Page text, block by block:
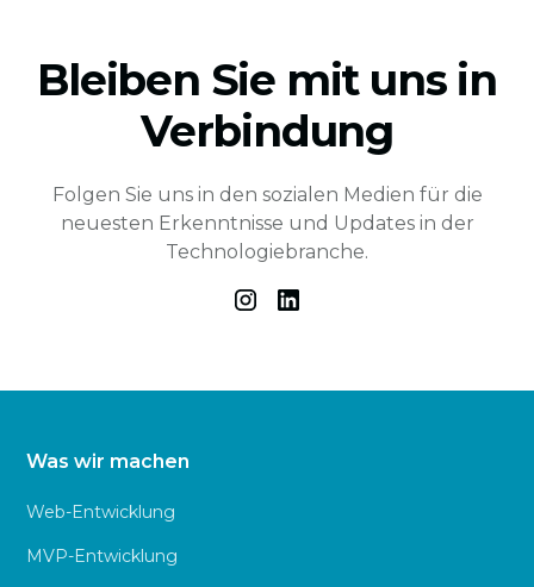
Bleiben Sie mit uns in
Verbindung
Folgen Sie uns in den sozialen Medien für die
neuesten Erkenntnisse und Updates in der
Technologiebranche.
Was wir machen
Web-Entwicklung
MVP-Entwicklung